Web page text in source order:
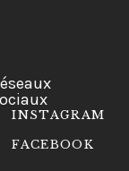
INSTAGRAM
FACEBOOK